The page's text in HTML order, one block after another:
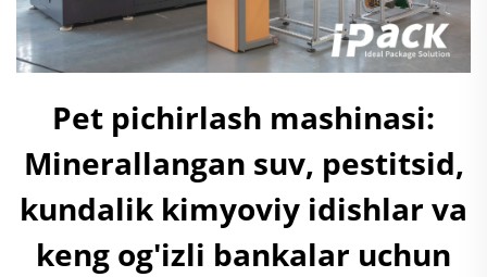
Pet pichirlash mashinasi:
Minerallangan suv, pestitsid,
kundalik kimyoviy idishlar va
keng og'izli bankalar uchun